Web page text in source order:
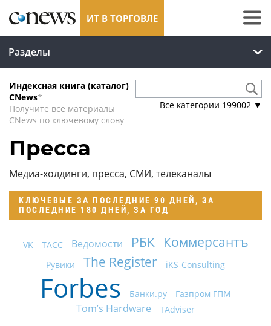
ИТ В ТОРГОВЛЕ
Разделы
Индексная книга (каталог)
CNews*
Получите все материалы
CNews по ключевому слову
Все категории 199002 ▼
Пресса
Медиа-холдинги, пресса, СМИ, телеканалы
КЛЮЧЕВЫЕ ЗА ПОСЛЕДНИЕ 90 ДНЕЙ , ЗА
ПОСЛЕДНИЕ 180 ДНЕЙ, ЗА ГОД
VK ТАСС Ведомости РБК Коммерсантъ
Рувики The Register iKS-Consulting
Forbes Банки.ру Газпром ГПМ
Tom’s Hardware TAdviser